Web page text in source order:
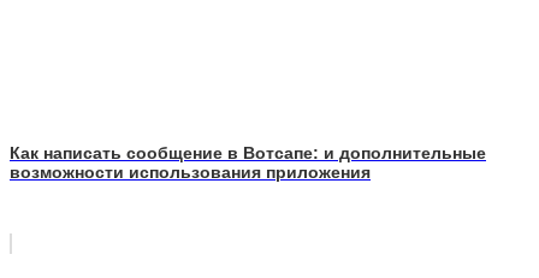
Как написать сообщение в Вотсапе: и дополнительные
возможности использования приложения